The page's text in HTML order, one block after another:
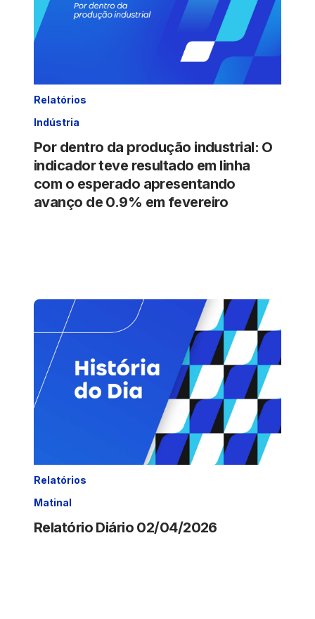
Relatórios
Indústria
Por dentro da produção industrial: O
indicador teve resultado em linha
com o esperado apresentando
avanço de 0.9% em fevereiro
Relatórios
Matinal
Relatório Diário 02/04/2026